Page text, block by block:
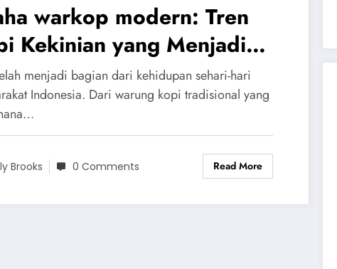
warkop modern: Tren
Kekinian yang Menjadi
Bisnis Menjanjikan
menjadi bagian dari kehidupan sehari-hari
Indonesia. Dari warung kopi tradisional yang
Brooks 0 Comments Read More